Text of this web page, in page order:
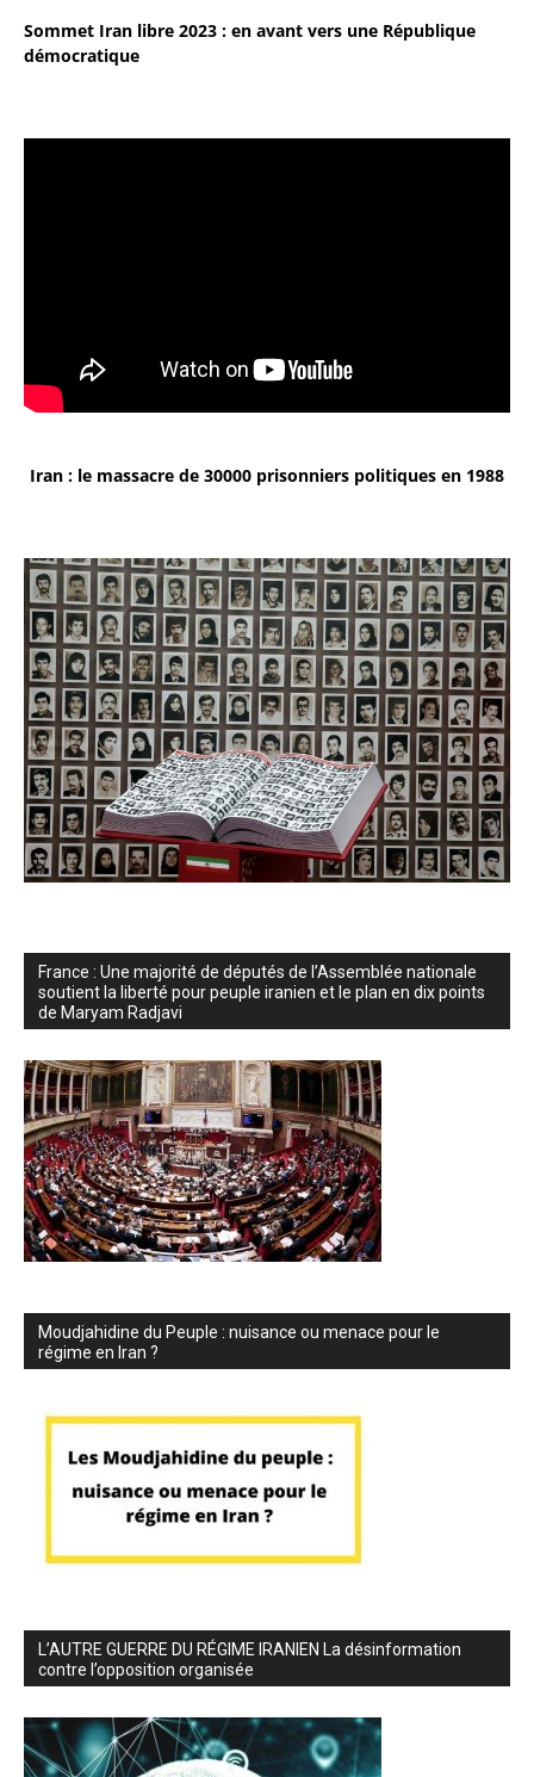
Sommet Iran libre 2023 : en avant vers une République
démocratique
Iran : le massacre de 30000 prisonniers politiques en 1988
France : Une majorité de députés de l’Assemblée nationale
soutient la liberté pour peuple iranien et le plan en dix points
de Maryam Radjavi
Moudjahidine du Peuple : nuisance ou menace pour le
régime en Iran ?
L’AUTRE GUERRE DU RÉGIME IRANIEN La désinformation
contre l’opposition organisée